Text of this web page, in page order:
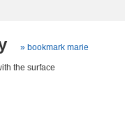
» bookmark marie
the surface